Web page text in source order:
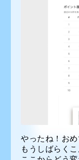
やったね！お
もうしばらく